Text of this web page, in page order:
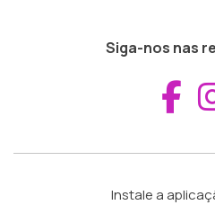
Siga-nos nas
Instale a